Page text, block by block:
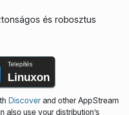
és robosztus
Telepítés
Linuxon
Discoverand other AppStream
also use your distribution’s